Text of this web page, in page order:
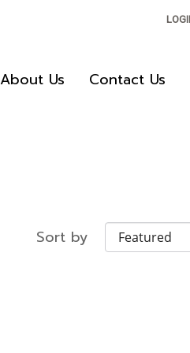
About Us Contact Us
Sort by